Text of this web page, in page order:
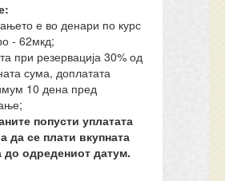
е во денари по курс
- 62мкд;
при резервација 30% од
сума, доплатата
10 дена пред
попусти уплатата
да се плати вкупната
до одредениот датум.